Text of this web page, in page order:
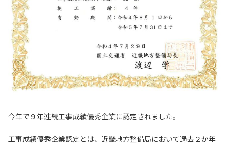
今年で９年連続工事成績優秀企業に認定されました。
工事成績優秀企業認定とは、近畿地方整備局において過去２か年